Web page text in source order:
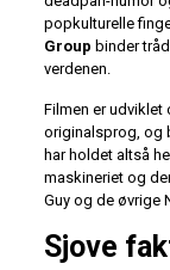
popkulturelle
Group binder
verdenen.
Filmen er udviklet
originalsprog, og
har holdet altså
maskineriet og
Guy og de øvrige
Sjove